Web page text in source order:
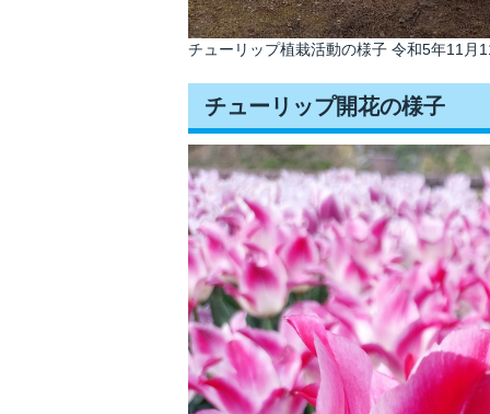
チューリップ植栽活動の様子 令和5年11月
チューリップ開花の様子